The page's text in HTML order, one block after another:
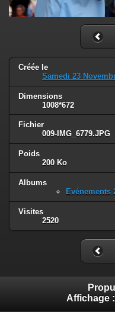
Créée le
Samedi 23
Dimensions
1008*672
Fichier
009-IMG_6779.JPG
Poids
200 Ko
Albums
Evénements
Visites
2520
Affichage :